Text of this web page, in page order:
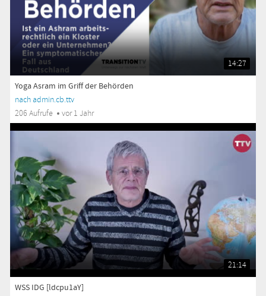
14:27
Yoga Asram im Griff der Behörden
nach admin.cb.ttv
206 Aufrufe
vor 1 Jahr
21:14
WSS IDG [ldcpu1aY]